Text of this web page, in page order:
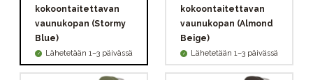
kokoontaitettavan
vaunukopan (Stormy
Blue)
Lähetetään 1–3 päivässä
kokoontaitettavan
vaunukopan (Almond
Beige)
Lähetetään 1–3 päivässä